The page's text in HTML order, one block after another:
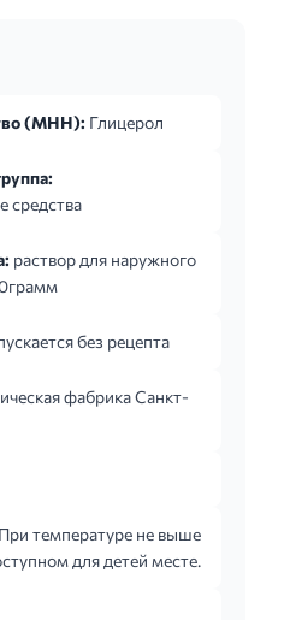
(МНН): Глицерол
средства
раствор для наружного
без рецепта
фабрика Санкт-
При температуре не выше
для детей месте.